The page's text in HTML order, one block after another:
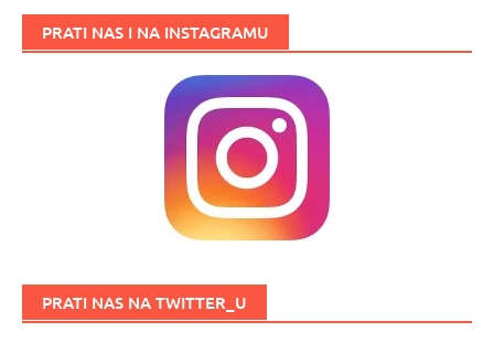
PRATI NAS I NA INSTAGRAMU
PRATI NAS NA TWITTER_U